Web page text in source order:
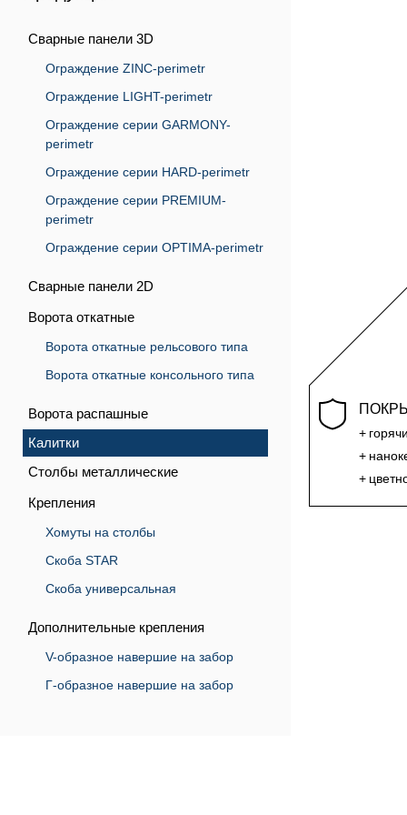
Сварные панели 3D
Ограждение ZINC-perimetr
Ограждение LIGHT-perimetr
Ограждение серии GARMONY-
perimetr
Ограждение серии HARD-perimetr
Ограждение серии PREMIUM-
perimetr
Ограждение серии OPTIMA-perimetr
Сварные панели 2D
Ворота откатные
Ворота откатные рельсового типа
Ворота откатные консольного типа
Ворота распашные
Калитки
Столбы металлические
Крепления
Хомуты на столбы
Скоба STAR
Скоба универсальная
Дополнительные крепления
V-образное навершие на забор
Г-образное навершие на забор